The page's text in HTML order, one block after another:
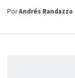
PorAndrés Randazzo